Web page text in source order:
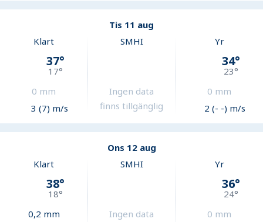
Tis 11 aug
Klart
37°
17°
0 mm
3 (7) m/s
SMHI
Ingen data
finns tillgänglig
Yr
34°
23°
0 mm
2 (- -) m/s
Ons 12 aug
Klart
38°
18°
0,2 mm
SMHI
Ingen data
Yr
36°
24°
0 mm